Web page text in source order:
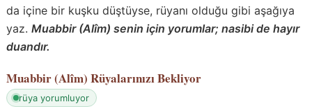
da içine bir kuşku düştüyse, rüyanı olduğu gibi aşağıya
yaz. Muabbir (Alîm) senin için yorumlar; nasibi de hayır
duandır.
Muabbir (Alîm) Rüyalarınızı Bekliyor
rüya yorumluyor